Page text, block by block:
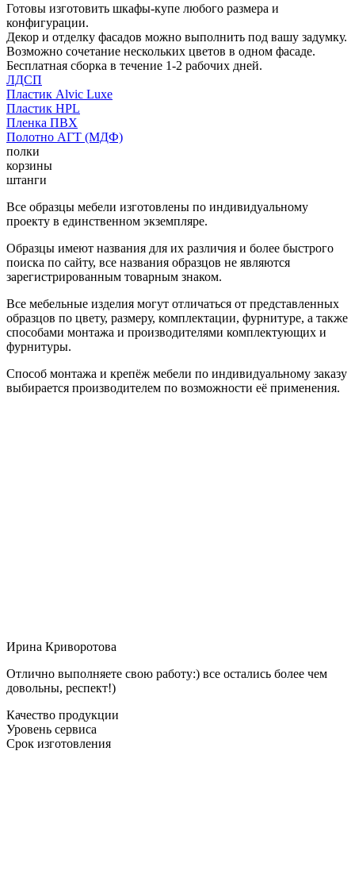
Готовы изготовить шкафы-купе любого размера и
конфигурации.
Декор и отделку фасадов можно выполнить под вашу задумку.
Возможно сочетание нескольких цветов в одном фасаде.
Бесплатная сборка в течение 1-2 рабочих дней.
ЛДСП
Пластик Alvic Luxe
Пластик HPL
Пленка ПВХ
Полотно АГТ (МДФ)
полки
корзины
штанги
Все образцы мебели изготовлены по индивидуальному
проекту в единственном экземпляре.
Образцы имеют названия для их различия и более быстрого
поиска по сайту, все названия образцов не являются
зарегистрированным товарным знаком.
Все мебельные изделия могут отличаться от представленных
образцов по цвету, размеру, комплектации, фурнитуре, а также
способами монтажа и производителями комплектующих и
фурнитуры.
Способ монтажа и крепёж мебели по индивидуальному заказу
выбирается производителем по возможности её применения.
Ирина Криворотова
Отлично выполняете свою работу:) все остались более чем
довольны, респект!)
Качество продукции
Уровень сервиса
Срок изготовления